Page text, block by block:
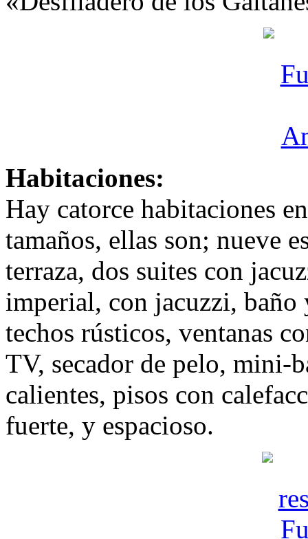
Habitaciones:
Hay catorce habitaciones
tamaños, ellas son; nueve
terraza, dos suites con
imperial, con jacuzzi, baño
techos rústicos, ventanas
TV, secador de pelo, mini-
calientes, pisos con
fuerte, y espacioso.